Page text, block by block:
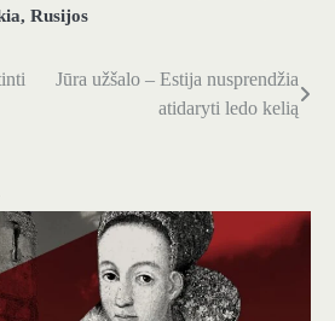
, Rusijos
Jūra užšalo – Estija nusprendžia
atidaryti ledo kelią